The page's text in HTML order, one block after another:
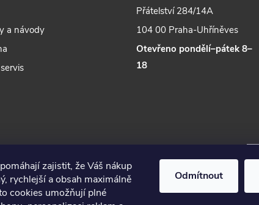
zajistit, že Váš nákup
rychlejší a obsah maximálně
cookies umožňují plné
Odmítnout
a návody
Přátelství 284/14A
104 00 Praha-Uhříněves
Otevřeno pondělí–pátek 8–
18